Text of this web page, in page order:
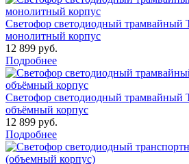
Светофор светодиодный трамвайный
монолитный корпус
12 899 руб.
Подробнее
Светофор светодиодный трамвайный
объёмный корпус
12 899 руб.
Подробнее